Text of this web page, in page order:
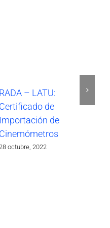
RADA – LATU:
Certificado de
Importación de
Cinemómetros
octubre, 2022